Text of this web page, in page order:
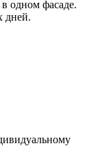
одном фасаде.
дней.